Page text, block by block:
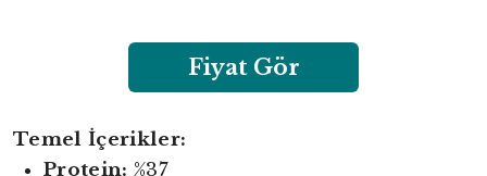
Fiyat Gör
Temel İçerikler:
Protein: %37